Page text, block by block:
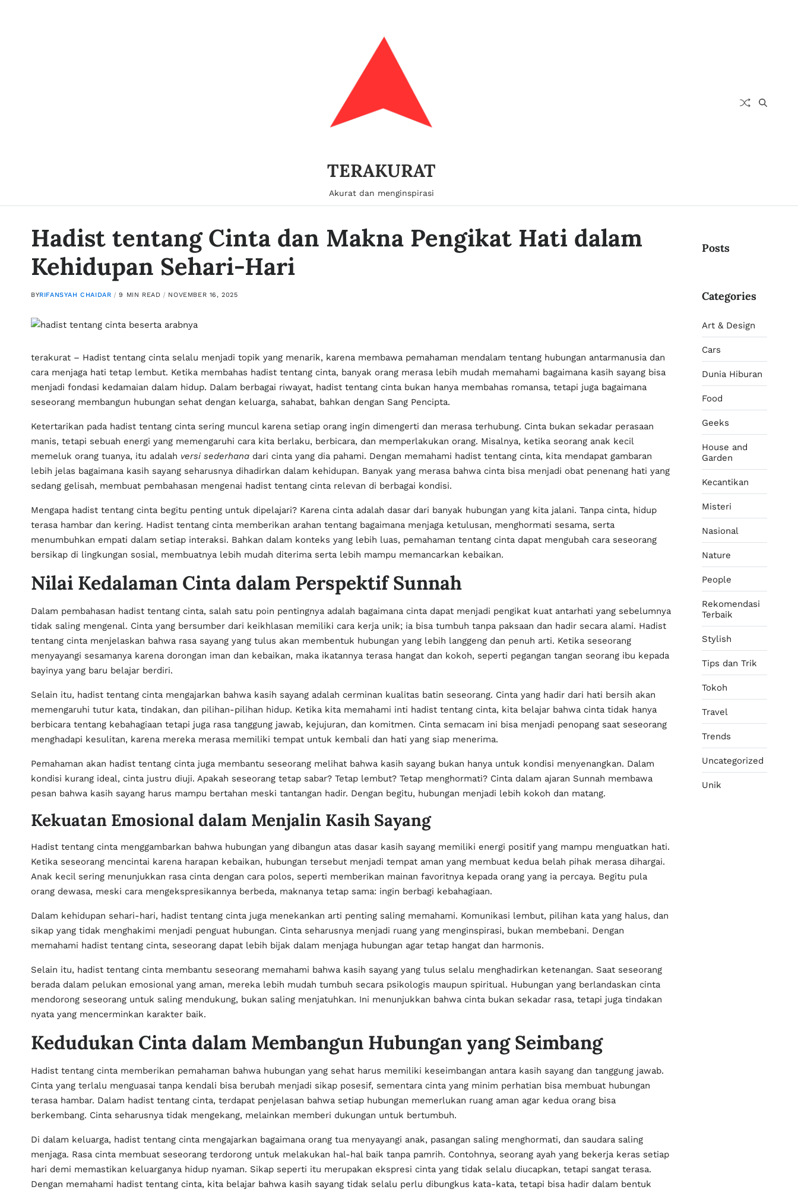
TERAKURAT
Akurat dan menginspirasi
Hadist tentang Cinta dan Makna Pengikat Hati dalam
Kehidupan Sehari-Hari
BYRIFANSYAH CHAIDAR 9 MIN READ NOVEMBER 16, 2025
terakurat – Hadist tentang cinta selalu menjadi topik yang menarik, karena membawa pemahaman mendalam tentang hubungan antarmanusia dan
cara menjaga hati tetap lembut. Ketika membahas hadist tentang cinta, banyak orang merasa lebih mudah memahami bagaimana kasih sayang bisa
menjadi fondasi kedamaian dalam hidup. Dalam berbagai riwayat, hadist tentang cinta bukan hanya membahas romansa, tetapi juga bagaimana
seseorang membangun hubungan sehat dengan keluarga, sahabat, bahkan dengan Sang Pencipta.
Ketertarikan pada hadist tentang cinta sering muncul karena setiap orang ingin dimengerti dan merasa terhubung. Cinta bukan sekadar perasaan
manis, tetapi sebuah energi yang memengaruhi cara kita berlaku, berbicara, dan memperlakukan orang. Misalnya, ketika seorang anak kecil
memeluk orang tuanya, itu adalah versi sederhana dari cinta yang dia pahami. Dengan memahami hadist tentang cinta, kita mendapat gambaran
lebih jelas bagaimana kasih sayang seharusnya dihadirkan dalam kehidupan. Banyak yang merasa bahwa cinta bisa menjadi obat penenang hati yang
sedang gelisah, membuat pembahasan mengenai hadist tentang cinta relevan di berbagai kondisi.
Mengapa hadist tentang cinta begitu penting untuk dipelajari? Karena cinta adalah dasar dari banyak hubungan yang kita jalani. Tanpa cinta, hidup
terasa hambar dan kering. Hadist tentang cinta memberikan arahan tentang bagaimana menjaga ketulusan, menghormati sesama, serta
menumbuhkan empati dalam setiap interaksi. Bahkan dalam konteks yang lebih luas, pemahaman tentang cinta dapat mengubah cara seseorang
bersikap di lingkungan sosial, membuatnya lebih mudah diterima serta lebih mampu memancarkan kebaikan.
Nilai Kedalaman Cinta dalam Perspektif Sunnah
Dalam pembahasan hadist tentang cinta, salah satu poin pentingnya adalah bagaimana cinta dapat menjadi pengikat kuat antarhati yang sebelumnya
tidak saling mengenal. Cinta yang bersumber dari keikhlasan memiliki cara kerja unik; ia bisa tumbuh tanpa paksaan dan hadir secara alami. Hadist
tentang cinta menjelaskan bahwa rasa sayang yang tulus akan membentuk hubungan yang lebih langgeng dan penuh arti. Ketika seseorang
menyayangi sesamanya karena dorongan iman dan kebaikan, maka ikatannya terasa hangat dan kokoh, seperti pegangan tangan seorang ibu kepada
bayinya yang baru belajar berdiri.
Selain itu, hadist tentang cinta mengajarkan bahwa kasih sayang adalah cerminan kualitas batin seseorang. Cinta yang hadir dari hati bersih akan
memengaruhi tutur kata, tindakan, dan pilihan-pilihan hidup. Ketika kita memahami inti hadist tentang cinta, kita belajar bahwa cinta tidak hanya
berbicara tentang kebahagiaan tetapi juga rasa tanggung jawab, kejujuran, dan komitmen. Cinta semacam ini bisa menjadi penopang saat seseorang
menghadapi kesulitan, karena mereka merasa memiliki tempat untuk kembali dan hati yang siap menerima.
Pemahaman akan hadist tentang cinta juga membantu seseorang melihat bahwa kasih sayang bukan hanya untuk kondisi menyenangkan. Dalam
kondisi kurang ideal, cinta justru diuji. Apakah seseorang tetap sabar? Tetap lembut? Tetap menghormati? Cinta dalam ajaran Sunnah membawa
pesan bahwa kasih sayang harus mampu bertahan meski tantangan hadir. Dengan begitu, hubungan menjadi lebih kokoh dan matang.
Kekuatan Emosional dalam Menjalin Kasih Sayang
Hadist tentang cinta menggambarkan bahwa hubungan yang dibangun atas dasar kasih sayang memiliki energi positif yang mampu menguatkan hati.
Ketika seseorang mencintai karena harapan kebaikan, hubungan tersebut menjadi tempat aman yang membuat kedua belah pihak merasa dihargai.
Anak kecil sering menunjukkan rasa cinta dengan cara polos, seperti memberikan mainan favoritnya kepada orang yang ia percaya. Begitu pula
orang dewasa, meski cara mengekspresikannya berbeda, maknanya tetap sama: ingin berbagi kebahagiaan.
Dalam kehidupan sehari-hari, hadist tentang cinta juga menekankan arti penting saling memahami. Komunikasi lembut, pilihan kata yang halus, dan
sikap yang tidak menghakimi menjadi penguat hubungan. Cinta seharusnya menjadi ruang yang menginspirasi, bukan membebani. Dengan
memahami hadist tentang cinta, seseorang dapat lebih bijak dalam menjaga hubungan agar tetap hangat dan harmonis.
Selain itu, hadist tentang cinta membantu seseorang memahami bahwa kasih sayang yang tulus selalu menghadirkan ketenangan. Saat seseorang
berada dalam pelukan emosional yang aman, mereka lebih mudah tumbuh secara psikologis maupun spiritual. Hubungan yang berlandaskan cinta
mendorong seseorang untuk saling mendukung, bukan saling menjatuhkan. Ini menunjukkan bahwa cinta bukan sekadar rasa, tetapi juga tindakan
nyata yang mencerminkan karakter baik.
Kedudukan Cinta dalam Membangun Hubungan yang Seimbang
Hadist tentang cinta memberikan pemahaman bahwa hubungan yang sehat harus memiliki keseimbangan antara kasih sayang dan tanggung jawab.
Cinta yang terlalu menguasai tanpa kendali bisa berubah menjadi sikap posesif, sementara cinta yang minim perhatian bisa membuat hubungan
terasa hambar. Dalam hadist tentang cinta, terdapat penjelasan bahwa setiap hubungan memerlukan ruang aman agar kedua orang bisa
berkembang. Cinta seharusnya tidak mengekang, melainkan memberi dukungan untuk bertumbuh.
Di dalam keluarga, hadist tentang cinta mengajarkan bagaimana orang tua menyayangi anak, pasangan saling menghormati, dan saudara saling
menjaga. Rasa cinta membuat seseorang terdorong untuk melakukan hal-hal baik tanpa pamrih. Contohnya, seorang ayah yang bekerja keras setiap
hari demi memastikan keluarganya hidup nyaman. Sikap seperti itu merupakan ekspresi cinta yang tidak selalu diucapkan, tetapi sangat terasa.
Dengan memahami hadist tentang cinta, kita belajar bahwa kasih sayang tidak selalu perlu dibungkus kata-kata, tetapi bisa hadir dalam bentuk
Posts
Categories
Art & Design
Cars
Dunia Hiburan
Food
Geeks
House and
Garden
Kecantikan
Misteri
Nasional
Nature
People
Rekomendasi
Terbaik
Stylish
Tips dan Trik
Tokoh
Travel
Trends
Uncategorized
Unik